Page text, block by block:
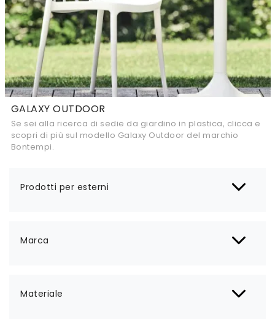
Prodotti per esterni
Marca
Materiale
GALAXY OUTDOOR
Se sei alla ricerca di sedie da giardino in plastica, clicca e
scopri di più sul modello Galaxy Outdoor del marchio
Bontempi.